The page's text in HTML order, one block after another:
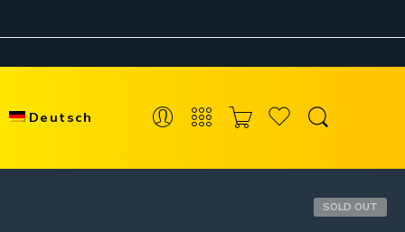
Deutsch
SOLD OUT